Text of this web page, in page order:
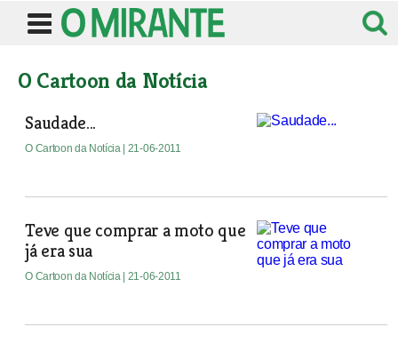
O Cartoon da Notícia
Saudade...
O Cartoon da Notícia | 21-06-2011
Teve que comprar a moto que
já era sua
O Cartoon da Notícia | 21-06-2011